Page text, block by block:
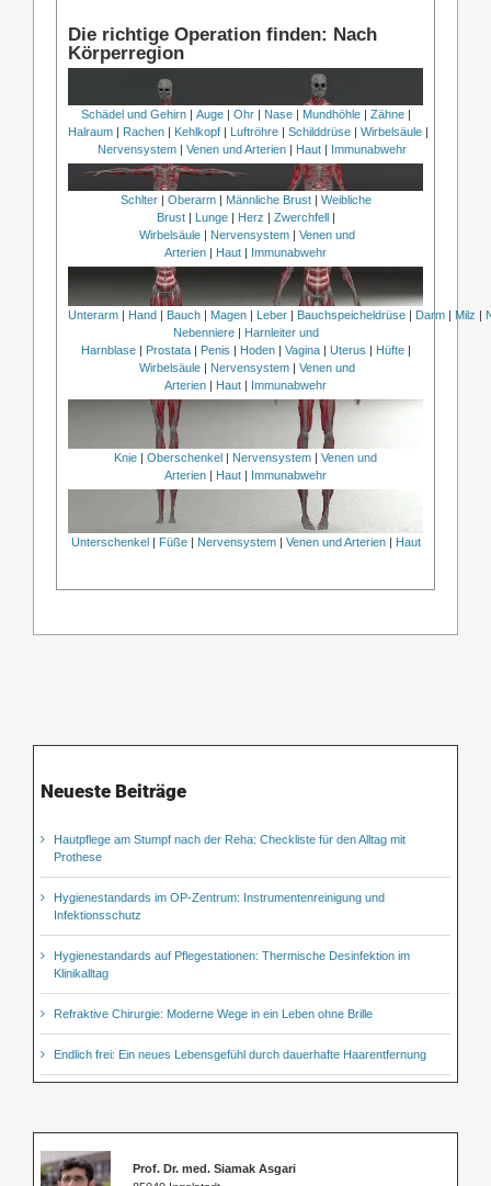
Die richtige Operation finden: Nach
Körperregion
Schädel und Gehirn| Auge| Ohr| Nase| Mundhöhle| Zähne|
Halraum | Rachen | Kehlkopf | Luftröhre | Schilddrüse | Wirbelsäule |
Nervensystem | Venen und Arterien | Haut | Immunabwehr
Schlter| Oberarm| Männliche Brust| Weibliche
Brust| Lunge| Herz Zwerchfell
Wirbelsäule
Nervensystem
Venen und
Arterien
Haut Immunabwehr
Unterarm Hand Bauch Magen Leber Bauchspeicheldrüse Darm Milz
Nebenniere|
Harnleiter und
Harnblase| Prostata| Penis Hoden| Vagina| Uterus Hüfte|
Wirbelsäule
Nervensystem
Venen und
Arterien
Haut Immunabwehr
Knie | Oberschenkel | Nervensystem | Venen und
Arterien | Haut | Immunabwehr
Unterschenkel| Füße| Nervensystem| Venen und Arterien| Haut
Neueste Beiträge
Hautpflege am Stumpf nach der Reha: Checkliste für den Alltag mit
Prothese
Hygienestandards im OP-Zentrum: Instrumentenreinigung und
Infektionsschutz
Hygienestandards auf Pflegestationen: Thermische Desinfektion im
Klinikalltag
Refraktive Chirurgie: Moderne Wege in ein Leben ohne Brille
Endlich frei: Ein neues Lebensgefühl durch dauerhafte Haarentfernung
Prof. Dr. med. Siamak Asgari